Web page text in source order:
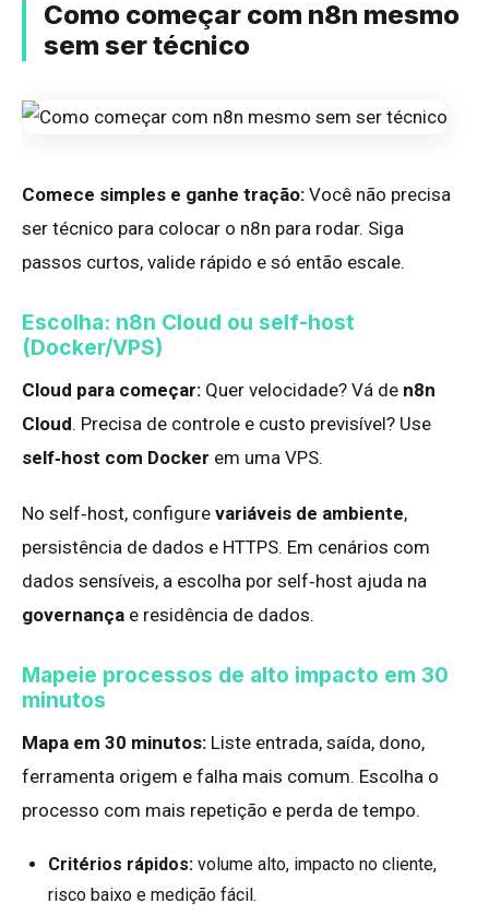
Como começar com n8n mesmo
sem ser técnico
Comece simples e ganhe tração: Você não precisa
ser técnico para colocar o n8n para rodar. Siga
passos curtos, valide rápido e só então escale.
Escolha: n8n Cloud ou self-host
(Docker/VPS)
Cloud para começar: Quer velocidade? Vá de n8n
Cloud. Precisa de controle e custo previsível? Use
self‑host com Docker em uma VPS.
No self‑host, configure variáveis de ambiente,
persistência de dados e HTTPS. Em cenários com
dados sensíveis, a escolha por self‑host ajuda na
governança e residência de dados.
Mapeie processos de alto impacto em 30
minutos
Mapa em 30 minutos: Liste entrada, saída, dono,
ferramenta origem e falha mais comum. Escolha o
processo com mais repetição e perda de tempo.
Critérios rápidos: volume alto, impacto no cliente,
risco baixo e medição fácil.